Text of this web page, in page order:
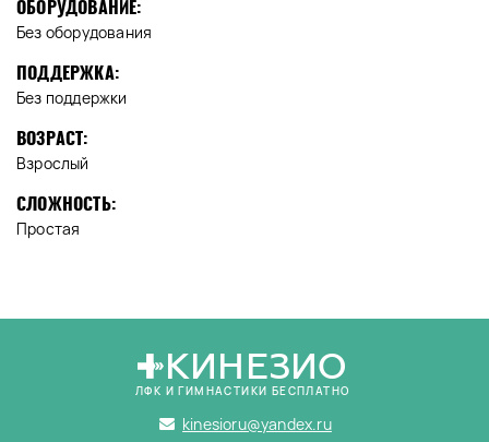
ОБОРУДОВАНИЕ:
Без оборудования
ПОДДЕРЖКА:
Без поддержки
ВОЗРАСТ:
Взрослый
СЛОЖНОСТЬ:
Простая
КИНЕЗИО
ЛФК И ГИМНАСТИКИ БЕСПЛАТНО
kinesioru@yandex.ru